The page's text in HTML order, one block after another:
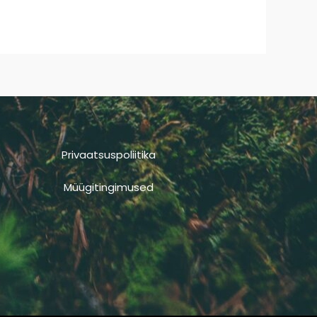
Privaatsuspoliitika
Müügitingimused